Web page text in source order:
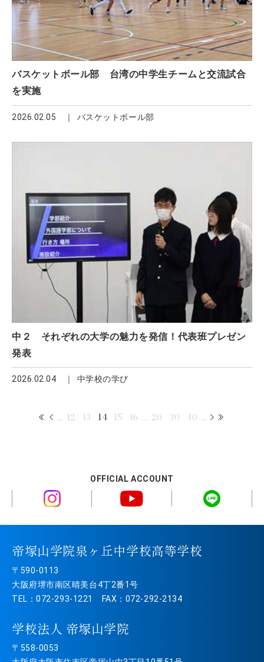
バスケットボール部 台湾の中学生チームと交流試合
を実施
2026.02.05 バスケットボール部
中２ それぞれの大学の魅力を発信！代表班プレゼン
発表
2026.02.04 中学校の学び
... 12 13 14 15 16 ... 20 30 40 ...
OFFICIAL ACCOUNT
帝塚山学院泉ヶ丘中学校高等学校
〒590-0113
大阪府堺市南区晴美台4丁2番1号
TEL：072-293-1221 FAX：072-292-2134
学校法人 帝塚山学院
〒558-0053